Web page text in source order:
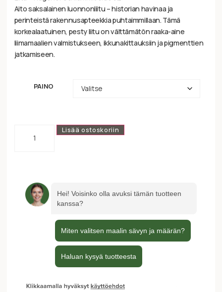
Aito saksalainen luonnonliitu – historian havinaa ja
perinteistä rakennusapteekkia puhtaimmillaan. Tämä
korkealaatuinen, pesty liitu on välttämätön raaka-aine
liimamaalien valmistukseen, ikkunakittauksiin ja pigmenttien
jatkamiseen.
PAINO
Lisää ostoskoriin